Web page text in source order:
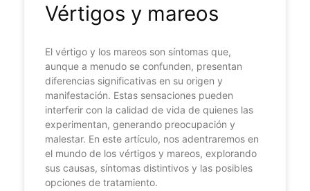
Vértigos y mareos
El vértigo y los mareos son síntomas que,
aunque a menudo se confunden, presentan
diferencias significativas en su origen y
manifestación. Estas sensaciones pueden
interferir con la calidad de vida de quienes las
experimentan, generando preocupación y
malestar. En este artículo, nos adentraremos en
el mundo de los vértigos y mareos, explorando
sus causas, síntomas distintivos y las posibles
opciones de tratamiento.